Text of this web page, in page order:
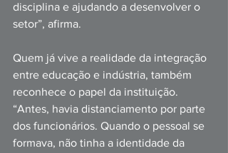
disciplina e ajudando a desenvolver o
setor”, afirma.
Quem já vive a realidade da integração
entre educação e indústria, também
reconhece o papel da instituição.
“Antes, havia distanciamento por parte
dos funcionários. Quando o pessoal se
formava, não tinha a identidade da